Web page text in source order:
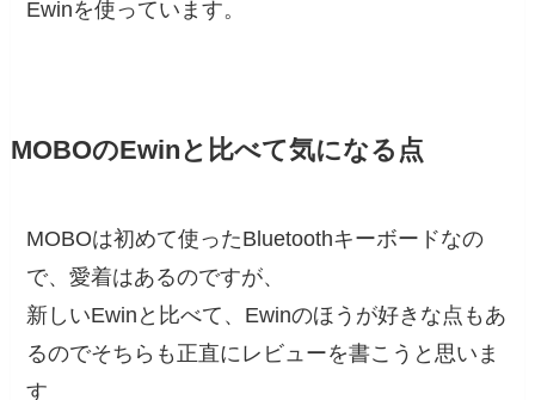
Ewinを使っています。
MOBOのEwinと比べて気になる点
MOBOは初めて使ったBluetoothキーボードなの
で、愛着はあるのですが、
新しいEwinと比べて、Ewinのほうが好きな点もあ
るのでそちらも正直にレビューを書こうと思いま
す